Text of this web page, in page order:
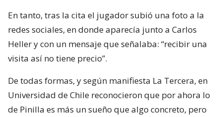
En tanto, tras la cita el jugador subió una foto a la
redes sociales, en donde aparecía junto a Carlos
Heller y con un mensaje que señalaba: “recibir una
visita así no tiene precio”.
De todas formas, y según manifiesta La Tercera, en
Universidad de Chile reconocieron que por ahora lo
de Pinilla es más un sueño que algo concreto, pero